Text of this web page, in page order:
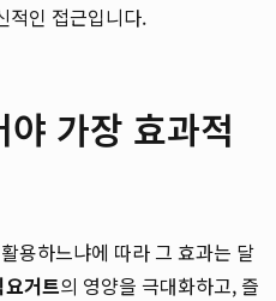
적인 접근입니다.
가장 효과적
용하느냐에 따라 그 효과는 달
거트의 영양을 극대화하고, 즐